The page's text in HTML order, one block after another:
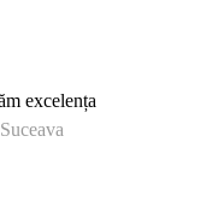
excelența